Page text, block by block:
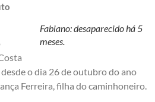
Fabiano: desaparecido há 5
meses.
o dia 26 de outubro do ano
Ferreira, filha do caminhoneiro.